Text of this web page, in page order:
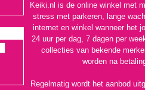
Keiki.nl is de online winkel met
stress met parkeren, lange
internet en winkel wanneer het
24 uur per dag, 7 dagen per
collecties van bekende
worden na
Regelmatig wordt het aanbod